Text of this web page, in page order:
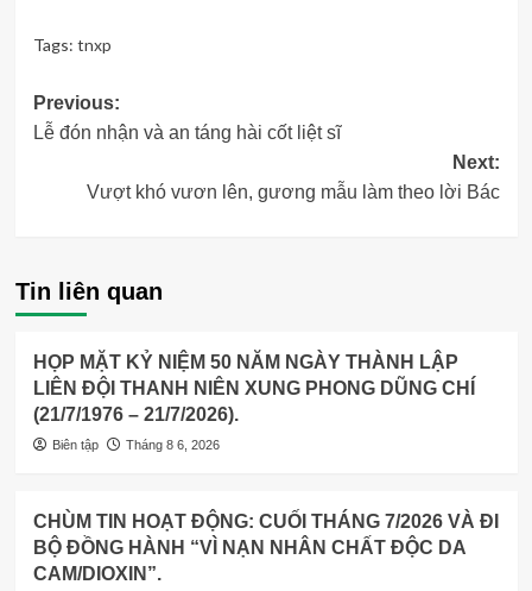
Tags: tnxp
Post
navigation
Previous:
Lễ đón nhận và an táng hài cốt liệt sĩ
Next:
Vượt khó vươn lên, gương mẫu làm theo lời Bác
Tin liên quan
HỌP MẶT KỶ NIỆM 50 NĂM NGÀY THÀNH LẬP
LIÊN ĐỘI THANH NIÊN XUNG PHONG DŨNG CHÍ
(21/7/1976 – 21/7/2026).
Biên tập Tháng 8 6, 2026
CHÙM TIN HOẠT ĐỘNG: CUỐI THÁNG 7/2026 VÀ ĐI
BỘ ĐỒNG HÀNH “VÌ NẠN NHÂN CHẤT ĐỘC DA
CAM/DIOXIN”.